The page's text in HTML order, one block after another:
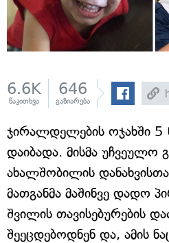
6.6K
წაკითხვა
646
გაზიარება
ჯირალდელების ოჯახში 5
დაიბადა. მისმა უჩვეულო
ახალშობილის
მათგანმა მაშინვე დადო
შვილის თავისებურების
შეეცდებოდნენ და, ამის